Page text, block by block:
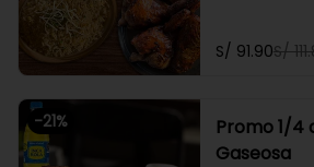
Promoción
delivery
S/ 91.90S/
-21%
Promo 1/4
Gaseosa